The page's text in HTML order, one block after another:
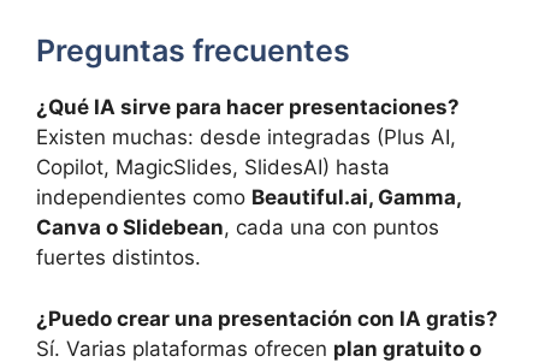
Preguntas frecuentes
¿Qué IA sirve para hacer presentaciones?
Existen muchas: desde integradas (Plus AI,
Copilot, MagicSlides, SlidesAI) hasta
independientes como Beautiful.ai, Gamma,
Canva o Slidebean, cada una con puntos
fuertes distintos.
¿Puedo crear una presentación con IA gratis?
Sí. Varias plataformas ofrecen plan gratuito o